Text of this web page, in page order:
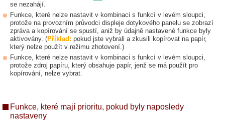
se nezahájí.
Funkce, které nelze nastavit v kombinaci s funkcí v levém sloupci,
protože na provozním průvodci displeje dotykového panelu se zobrazí
zpráva a kopírování se spustí, aniž by údajně nastavené funkce byly
aktivovány. (Příklad: pokud jste vybrali a zkusili kopírovat na papír,
který nelze použít v režimu zhotovení.)
Funkce, které nelze nastavit v kombinaci s funkcí v levém sloupci,
protože zdroj papíru, který obsahuje papír, jenž se má použít pro
kopírování, nelze vybrat.
Funkce, které mají prioritu, pokud byly naposledy
nastaveny